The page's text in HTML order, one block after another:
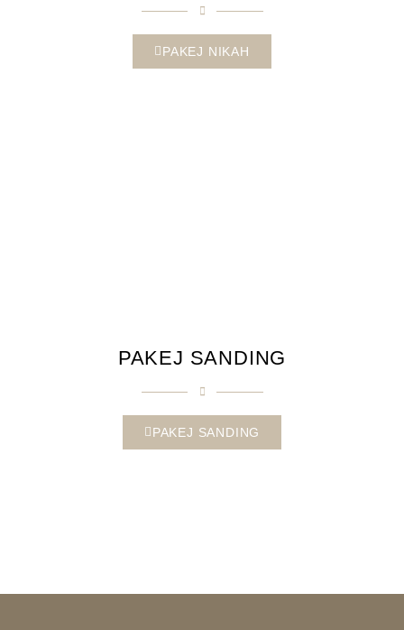
PAKEJ NIKAH
PAKEJ SANDING
PAKEJ SANDING